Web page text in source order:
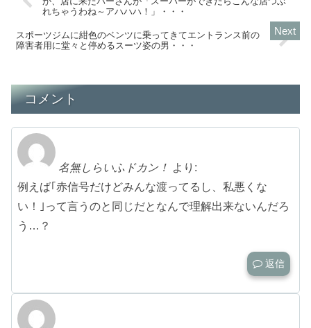
れちゃうわね～アハハハ！」・・・
スポーツジムに紺色のベンツに乗ってきてエントランス前の
障害者用に堂々と停めるスーツ姿の男・・・
コメント
名無しらいふドカン！ より:
例えば｢赤信号だけどみんな渡ってるし、私悪くな
い！｣って言うのと同じだとなんで理解出来ないんだろ
う…？
返信